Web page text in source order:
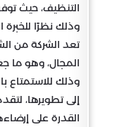
التنظيف، حيث
وذلك نظرًا للخبرة
تعد الشركة من
المجال، وهو ما
وذلك للاستمتاع
إلى تطويرها،
القدرة على